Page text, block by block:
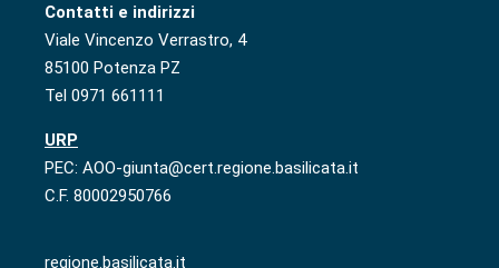
Contatti e indirizzi
Viale Vincenzo Verrastro, 4
85100 Potenza PZ
Tel 0971 661111
URP
PEC: AOO-giunta@cert.regione.basilicata.it
C.F. 80002950766
regione.basilicata.it